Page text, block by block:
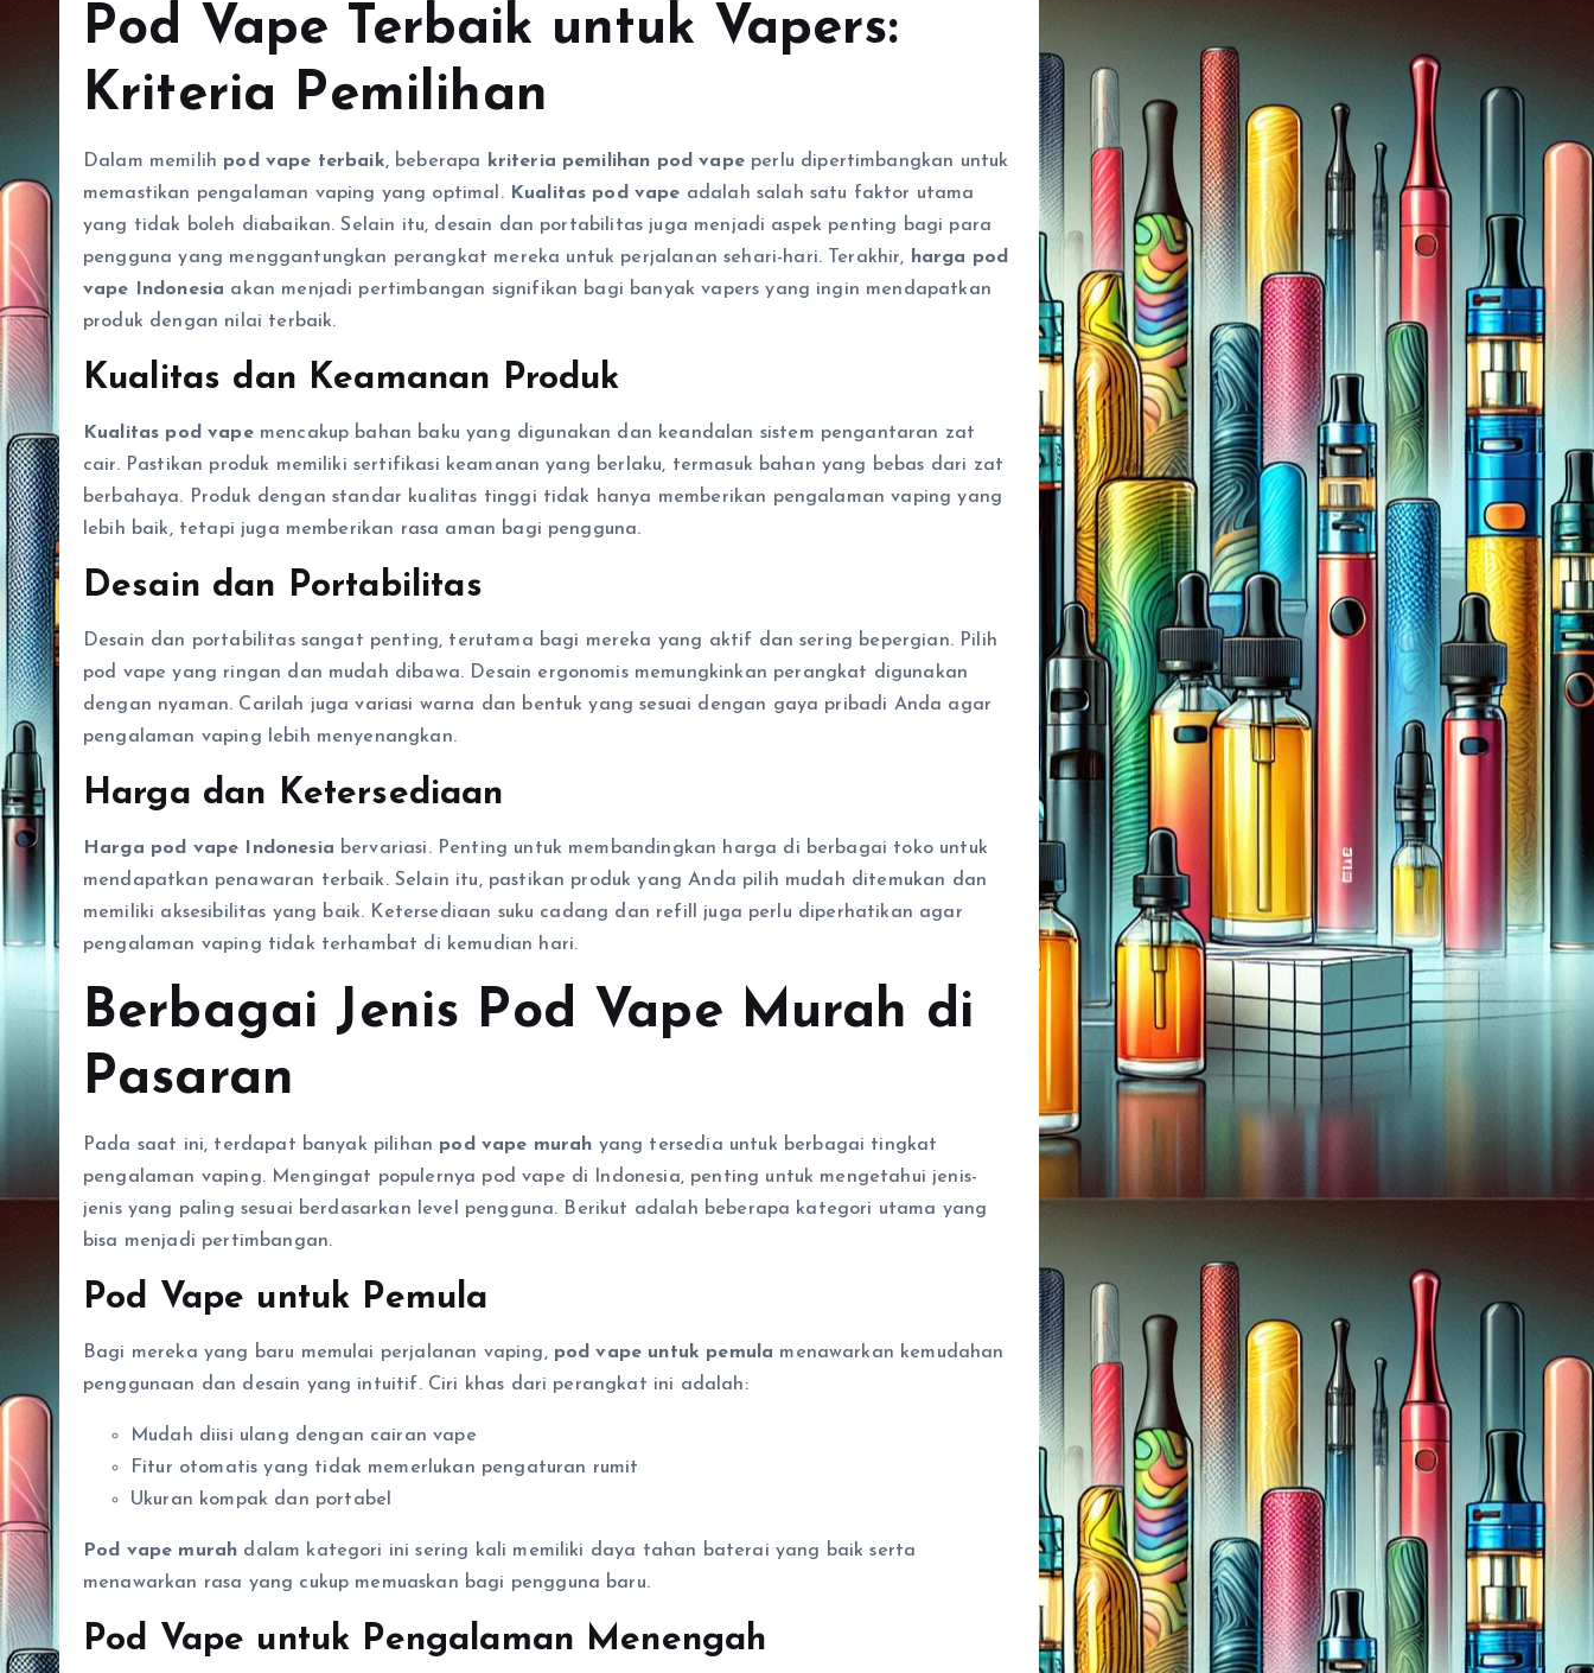
Pod Vape Terbaik untuk Vapers:
Kriteria Pemilihan
Dalam memilih pod vape terbaik, beberapa kriteria pemilihan pod vapeperlu dipertimbangkan untuk
memastikan pengalaman vaping yang optimal. Kualitas pod vape adalah salah satu faktor utama
yang tidak boleh diabaikan. Selain itu, desain dan portabilitas juga menjadi aspek penting bagi para
pengguna yang menggantungkan perangkat mereka untuk perjalanan sehari-hari. Terakhir, harga pod
vape Indonesia akan menjadi pertimbangan signifikan bagi banyak vapers yang ingin mendapatkan
produk dengan nilai terbaik.
Kualitas dan Keamanan Produk
Kualitas pod vapemencakup bahan baku yang digunakan dan keandalan sistem pengantaran zat
cair. Pastikan produk memiliki sertifikasi keamanan yang berlaku, termasuk bahan yang bebas dari zat
berbahaya. Produk dengan standar kualitas tinggi tidak hanya memberikan pengalaman vaping yang
lebih baik, tetapi juga memberikan rasa aman bagi pengguna.
Desain dan Portabilitas
Desain dan portabilitas sangat penting, terutama bagi mereka yang aktif dan sering bepergian. Pilih
pod vape yang ringan dan mudah dibawa. Desain ergonomis memungkinkan perangkat digunakan
dengan nyaman. Carilah juga variasi warna dan bentuk yang sesuai dengan gaya pribadi Anda agar
pengalaman vaping lebih menyenangkan.
Harga dan Ketersediaan
Harga pod vape Indonesia bervariasi. Penting untuk membandingkan harga di berbagai toko untuk
mendapatkan penawaran terbaik. Selain itu, pastikan produk yang Anda pilih mudah ditemukan dan
memiliki aksesibilitas yang baik. Ketersediaan suku cadang dan refill juga perlu diperhatikan agar
pengalaman vaping tidak terhambat di kemudian hari.
Berbagai Jenis Pod Vape Murah di
Pasaran
Pada saat ini, terdapat banyak pilihan pod vape murah yang tersedia untuk berbagai tingkat
pengalaman vaping. Mengingat populernya pod vape di Indonesia, penting untuk mengetahui jenis-
jenis yang paling sesuai berdasarkan level pengguna. Berikut adalah beberapa kategori utama yang
bisa menjadi pertimbangan.
Pod Vape untuk Pemula
Bagi mereka yang baru memulai perjalanan vaping, pod vape untuk pemula menawarkan kemudahan
penggunaan dan desain yang intuitif. Ciri khas dari perangkat ini adalah:
Mudah diisi ulang dengan cairan vape
Fitur otomatis yang tidak memerlukan pengaturan rumit
Ukuran kompak dan portabel
Pod vape murah dalam kategori ini sering kali memiliki daya tahan baterai yang baik serta
menawarkan rasa yang cukup memuaskan bagi pengguna baru.
Pod Vape untuk Pengalaman Menengah